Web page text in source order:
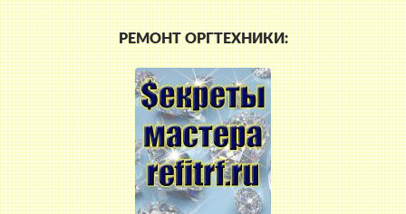
РЕМОНТ ОРГТЕХНИКИ: